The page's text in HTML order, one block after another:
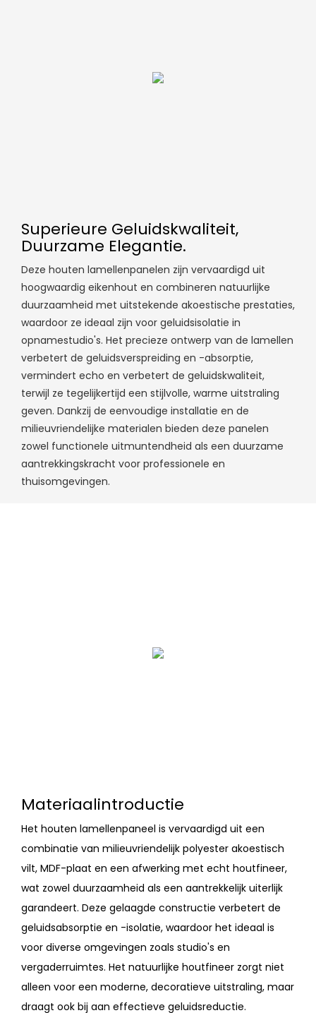
Superieure Geluidskwaliteit,
Duurzame Elegantie.
Deze houten lamellenpanelen zijn vervaardigd uit
hoogwaardig eikenhout en combineren natuurlijke
duurzaamheid met uitstekende akoestische prestaties,
waardoor ze ideaal zijn voor geluidsisolatie in
opnamestudio's. Het precieze ontwerp van de lamellen
verbetert de geluidsverspreiding en -absorptie,
vermindert echo en verbetert de geluidskwaliteit,
terwijl ze tegelijkertijd een stijlvolle, warme uitstraling
geven. Dankzij de eenvoudige installatie en de
milieuvriendelijke materialen bieden deze panelen
zowel functionele uitmuntendheid als een duurzame
aantrekkingskracht voor professionele en
thuisomgevingen.
Materiaalintroductie
Het houten lamellenpaneel is vervaardigd uit een
combinatie van milieuvriendelijk polyester akoestisch
vilt, MDF-plaat en een afwerking met echt houtfineer,
wat zowel duurzaamheid als een aantrekkelijk uiterlijk
garandeert. Deze gelaagde constructie verbetert de
geluidsabsorptie en -isolatie, waardoor het ideaal is
voor diverse omgevingen zoals studio's en
vergaderruimtes. Het natuurlijke houtfineer zorgt niet
alleen voor een moderne, decoratieve uitstraling, maar
draagt ​​ook bij aan effectieve geluidsreductie.